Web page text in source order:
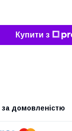
Купити з
за домовленістю